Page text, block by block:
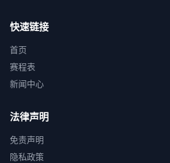
快速链接
首页
赛程表
新闻中心
法律声明
免责声明
隐私政策